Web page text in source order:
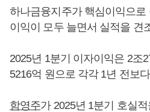
하나금융지주가 핵심이익으
이익이 모두 늘면서 실적을 견
2025년 1분기 이자이익은 2조
5216억 원으로 각각 1년 전보
함영주가 2025년 1분기 호실